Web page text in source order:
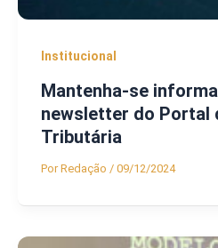
Institucional
Mantenha-se
newsletter do Portal
Tributária
PorRedação / 09/12/2024